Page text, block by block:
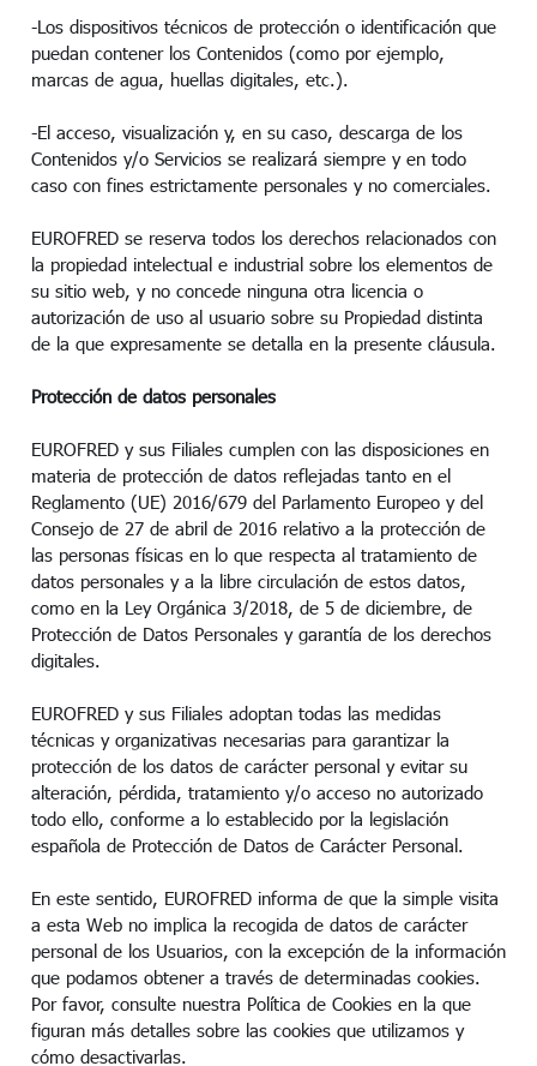
-Los dispositivos técnicos de protección o identificación que
puedan contener los Contenidos (como por ejemplo,
marcas de agua, huellas digitales, etc.).
-El acceso, visualización y, en su caso, descarga de los
Contenidos y/o Servicios se realizará siempre y en todo
caso con fines estrictamente personales y no comerciales.
EUROFRED se reserva todos los derechos relacionados con
la propiedad intelectual e industrial sobre los elementos de
su sitio web, y no concede ninguna otra licencia o
autorización de uso al usuario sobre su Propiedad distinta
de la que expresamente se detalla en la presente cláusula.
Protección de datos personales
EUROFRED y sus Filiales cumplen con las disposiciones en
materia de protección de datos reflejadas tanto en el
Reglamento (UE) 2016/679 del Parlamento Europeo y del
Consejo de 27 de abril de 2016 relativo a la protección de
las personas físicas en lo que respecta al tratamiento de
datos personales y a la libre circulación de estos datos,
como en la Ley Orgánica 3/2018, de 5 de diciembre, de
Protección de Datos Personales y garantía de los derechos
digitales.
EUROFRED y sus Filiales adoptan todas las medidas
técnicas y organizativas necesarias para garantizar la
protección de los datos de carácter personal y evitar su
alteración, pérdida, tratamiento y/o acceso no autorizado
todo ello, conforme a lo establecido por la legislación
española de Protección de Datos de Carácter Personal.
En este sentido, EUROFRED informa de que la simple visita
a esta Web no implica la recogida de datos de carácter
personal de los Usuarios, con la excepción de la información
que podamos obtener a través de determinadas cookies.
Por favor, consulte nuestra Política de Cookies en la que
figuran más detalles sobre las cookies que utilizamos y
cómo desactivarlas.